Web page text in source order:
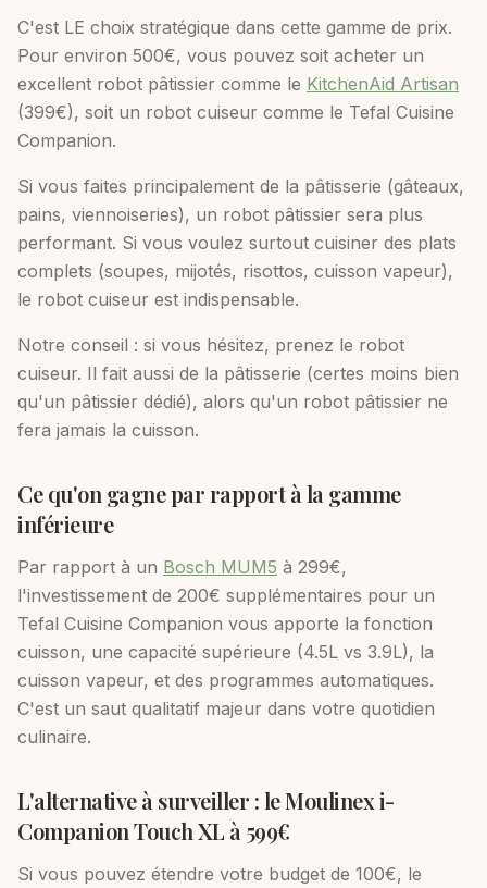
C'est LE choix stratégique dans cette gamme de prix.
Pour environ 500€, vous pouvez soit acheter un
excellent robot pâtissier comme le KitchenAid Artisan
(399€), soit un robot cuiseur comme le Tefal Cuisine
Companion.
Si vous faites principalement de la pâtisserie (gâteaux,
pains, viennoiseries), un robot pâtissier sera plus
performant. Si vous voulez surtout cuisiner des plats
complets (soupes, mijotés, risottos, cuisson vapeur),
le robot cuiseur est indispensable.
Notre conseil : si vous hésitez, prenez le robot
cuiseur. Il fait aussi de la pâtisserie (certes moins bien
qu'un pâtissier dédié), alors qu'un robot pâtissier ne
fera jamais la cuisson.
Ce qu'on gagne par rapport à la gamme
inférieure
Par rapport à un Bosch MUM5 à 299€,
l'investissement de 200€ supplémentaires pour un
Tefal Cuisine Companion vous apporte la fonction
cuisson, une capacité supérieure (4.5L vs 3.9L), la
cuisson vapeur, et des programmes automatiques.
C'est un saut qualitatif majeur dans votre quotidien
culinaire.
L'alternative à surveiller : le Moulinex i-
Companion Touch XL à 599€
Si vous pouvez étendre votre budget de 100€, le